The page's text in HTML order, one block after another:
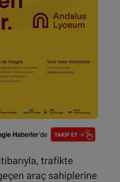
trafikte
geçen araç sahiplerine